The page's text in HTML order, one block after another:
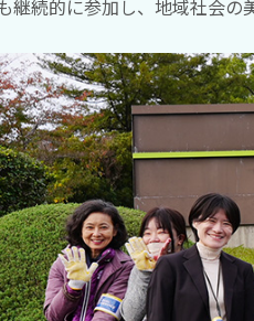
継続的に参加し、地域社会の